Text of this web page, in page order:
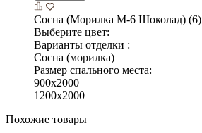
Сосна (Морилка М-6 Шоколад) (6)
Выберите цвет:
Варианты отделки :
Сосна (морилка)
Размер спального места:
900х2000
1200х2000
Похожие товары